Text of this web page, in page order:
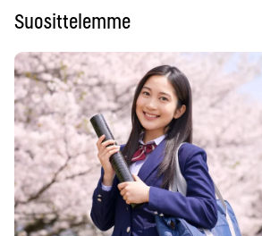
Suosittelemme